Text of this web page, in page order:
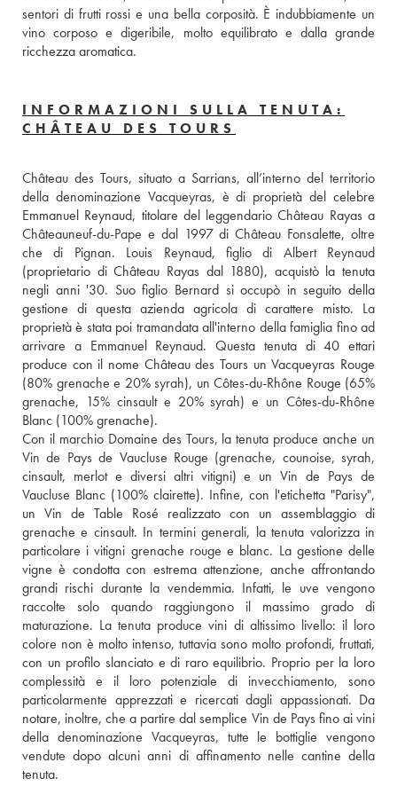
sentori di frutti rossi e una bella corposità. È indubbiamente un
vino corposo e digeribile, molto equilibrato e dalla grande
ricchezza aromatica.
INFORMAZIONI SULLA TENUTA:
CHÂTEAU DES TOURS
Château des Tours, situato a Sarrians, all’interno del territorio
della denominazione Vacqueyras, è di proprietà del celebre
Emmanuel Reynaud, titolare del leggendario Château Rayas a
Châteauneuf-du-Pape e dal 1997 di Château Fonsalette, oltre
che di Pignan. Louis Reynaud, figlio di Albert Reynaud
(proprietario di Château Rayas dal 1880), acquistò la tenuta
negli anni '30. Suo figlio Bernard si occupò in seguito della
gestione di questa azienda agricola di carattere misto. La
proprietà è stata poi tramandata all'interno della famiglia fino ad
arrivare a Emmanuel Reynaud. Questa tenuta di 40 ettari
produce con il nome Château des Tours un Vacqueyras Rouge
(80% grenache e 20% syrah), un Côtes-du-Rhône Rouge (65%
grenache, 15% cinsault e 20% syrah) e un Côtes-du-Rhône
Blanc (100% grenache).
Con il marchio Domaine des Tours, la tenuta produce anche un
Vin de Pays de Vaucluse Rouge (grenache, counoise, syrah,
cinsault, merlot e diversi altri vitigni) e un Vin de Pays de
Vaucluse Blanc (100% clairette). Infine, con l'etichetta "Parisy",
un Vin de Table Rosé realizzato con un assemblaggio di
grenache e cinsault. In termini generali, la tenuta valorizza in
particolare i vitigni grenache rouge e blanc. La gestione delle
vigne è condotta con estrema attenzione, anche affrontando
grandi rischi durante la vendemmia. Infatti, le uve vengono
raccolte solo quando raggiungono il massimo grado di
maturazione. La tenuta produce vini di altissimo livello: il loro
colore non è molto intenso, tuttavia sono molto profondi, fruttati,
con un profilo slanciato e di raro equilibrio. Proprio per la loro
complessità e il loro potenziale di invecchiamento, sono
particolarmente apprezzati e ricercati dagli appassionati. Da
notare, inoltre, che a partire dal semplice Vin de Pays fino ai vini
della denominazione Vacqueyras, tutte le bottiglie vengono
vendute dopo alcuni anni di affinamento nelle cantine della
tenuta.